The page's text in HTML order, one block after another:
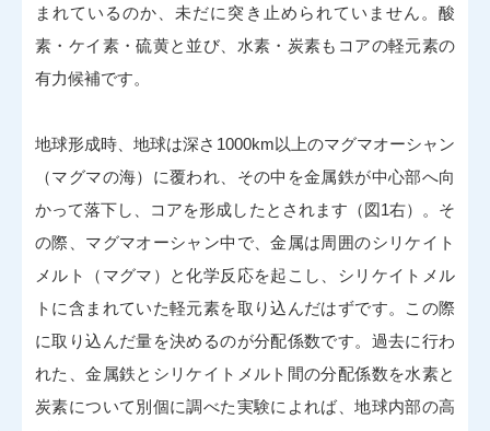
まれているのか、未だに突き止められていません。酸
素・ケイ素・硫黄と並び、水素・炭素もコアの軽元素の
有力候補です。
地球形成時、地球は深さ1000km以上のマグマオーシャン
（マグマの海）に覆われ、その中を金属鉄が中心部へ向
かって落下し、コアを形成したとされます（図1右）。そ
の際、マグマオーシャン中で、金属は周囲のシリケイト
メルト（マグマ）と化学反応を起こし、シリケイトメル
トに含まれていた軽元素を取り込んだはずです。この際
に取り込んだ量を決めるのが分配係数です。過去に行わ
れた、金属鉄とシリケイトメルト間の分配係数を水素と
炭素について別個に調べた実験によれば、地球内部の高